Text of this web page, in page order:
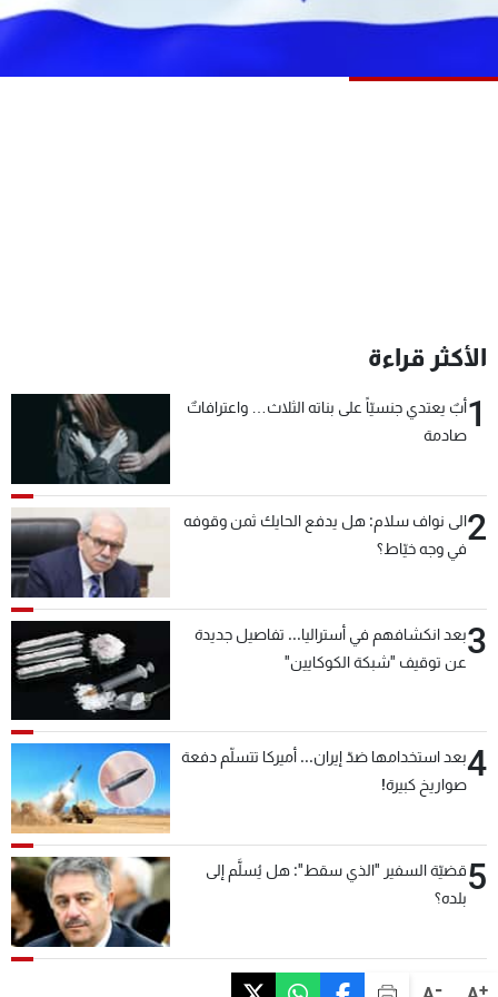
+
-
الأكثر قراءة
1أبٌ يعتدي جنسيّاً على بناته الثلاث… واعترافاتٌ
صادمة
2الى نواف سلام: هل يدفع الحايك ثمن وقوفه
في وجه خيّاط؟
3بعد انكشافهم في أستراليا... تفاصيل جديدة
عن توقيف "شبكة الكوكايين"
4بعد استخدامها ضدّ إيران... أميركا تتسلّم دفعة
صواريخ كبيرة!
5قضيّة السفير "الذي سقط": هل يُسلَّم إلى
بلده؟
شاهد البرامج